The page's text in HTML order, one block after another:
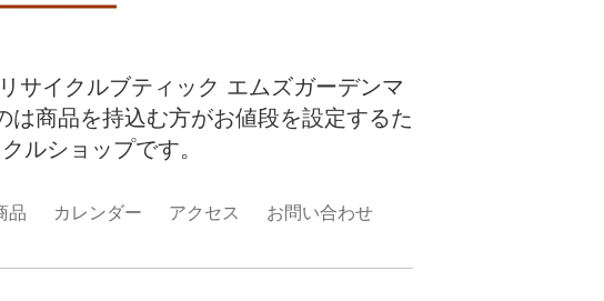
サイクルブティック エムズガーデンマ
商品を持込む方がお値段を設定するた
ルショップです。
品 カレンダー アクセス お問い合わせ